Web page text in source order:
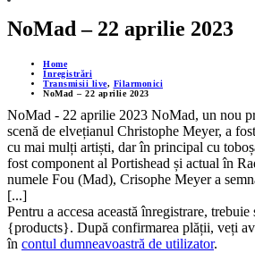
NoMad – 22 aprilie 2023
Home
Înregistrări
Transmisii live, Filarmonici
NoMad – 22 aprilie 2023
NoMad - 22 aprilie 2023 NoMad, un nou
scenă de elvețianul Christophe Meyer, a
cu mai mulți artiști, dar în principal cu
fost component al Portishead și actual în
numele Fou (Mad), Crisophe Meyer a
[...]
Pentru a accesa această înregistrare,
{products}. După confirmarea plății, veți
în contul dumneavoastră de utilizator.